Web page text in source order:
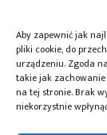
Aby zapewnić jak
pliki cookie, do
urządzeniu. Zgoda
takie jak
na tej stronie. Brak
niekorzystnie
Przeczytaj